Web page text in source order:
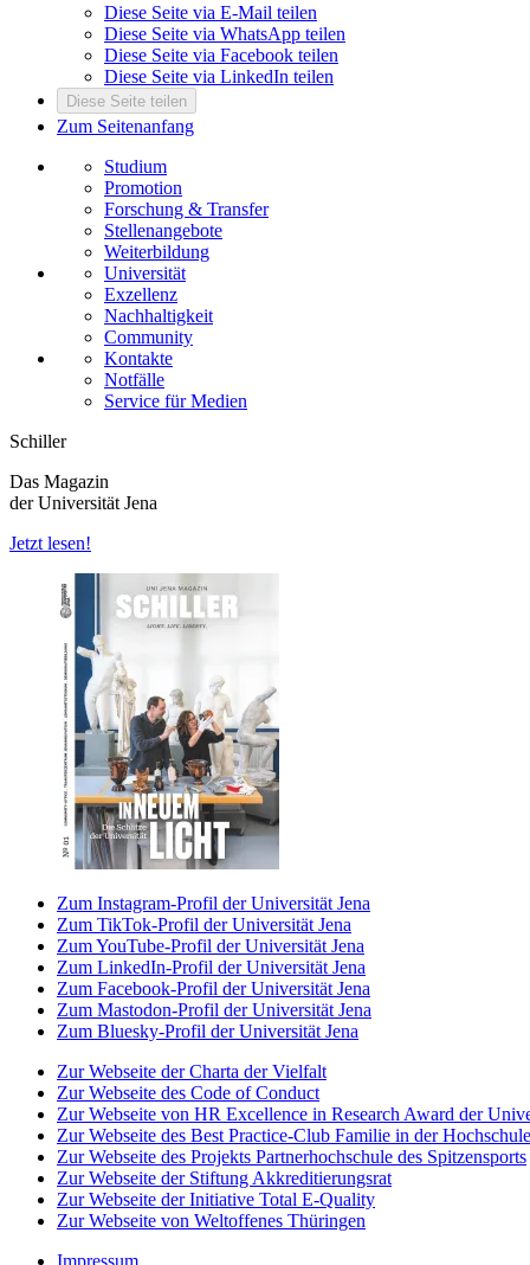
Diese Seite via E-Mail teilen
Diese Seite via WhatsApp teilen
Diese Seite via Facebook teilen
Diese Seite via LinkedIn teilen
Diese Seite teilen
Zum Seitenanfang
Studium
Promotion
Forschung & Transfer
Stellenangebote
Weiterbildung
Universität
Exzellenz
Nachhaltigkeit
Community
Kontakte
Notfälle
Service für Medien
Schiller
Das Magazin
der Universität Jena
Jetzt lesen!
Zum Instagram-Profil der Universität Jena
Zum TikTok-Profil der Universität Jena
Zum YouTube-Profil der Universität Jena
Zum LinkedIn-Profil der Universität Jena
Zum Facebook-Profil der Universität Jena
Zum Mastodon-Profil der Universität Jena
Zum Bluesky-Profil der Universität Jena
Zur Webseite der Charta der Vielfalt
Zur Webseite des Code of Conduct
Zur Webseite von HR Excellence in Research Award der
Zur Webseite des Best Practice-Club Familie in der Hochschule
Zur Webseite des Projekts Partnerhochschule des Spitzensports
Zur Webseite der Stiftung Akkreditierungsrat
Zur Webseite der Initiative Total E-Quality
Zur Webseite von Weltoffenes Thüringen
Impressum